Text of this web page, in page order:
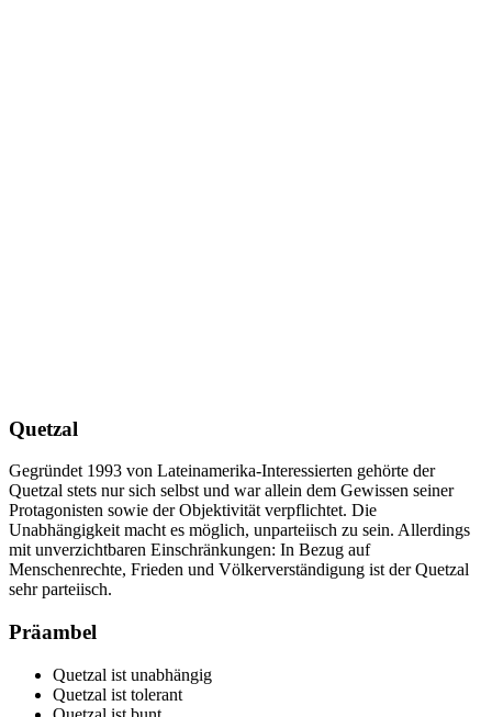
Quetzal
Gegründet 1993 von Lateinamerika-Interessierten gehörte der
Quetzal stets nur sich selbst und war allein dem Gewissen seiner
Protagonisten sowie der Objektivität verpflichtet. Die
Unabhängigkeit macht es möglich, unparteiisch zu sein. Allerdings
mit unverzichtbaren Einschränkungen: In Bezug auf
Menschenrechte, Frieden und Völkerverständigung ist der Quetzal
sehr parteiisch.
Präambel
Quetzal ist unabhängig
Quetzal ist tolerant